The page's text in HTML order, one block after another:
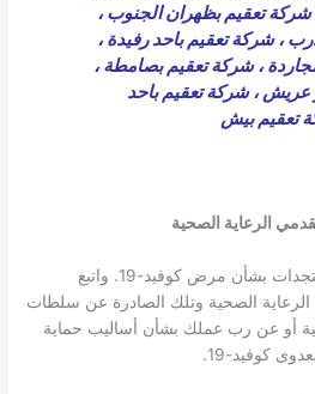
شركة تعقيم بظهران الجنوب،
،شركة تعقيم باحد رفيدة،
،شركة تعقيم بصامطة،
عريش،شركة تعقيم باحد
تعقيم بيش
الرعاية الصحية
احرص على متابعة آخر المستجدات بشأن مرض كوفيد-19. واتبع
الرعاية الصحية وتلك الصادرة عن سلطات
أو عن رب عملك بشأن أساليب حماية
كوفيد-19.